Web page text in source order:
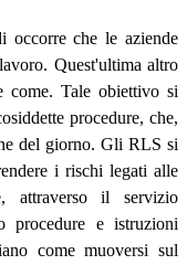
occorre che le aziende
Quest'ultima altro
come. Tale obiettivo si
procedure, che,
del giorno. Gli RLS si
i rischi legati alle
attraverso il servizio
procedure e istruzioni
come muoversi sul